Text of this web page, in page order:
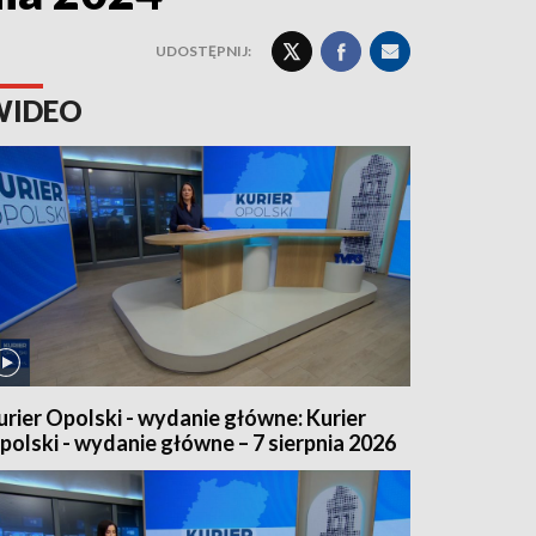
UDOSTĘPNIJ:
Opolski - wydanie główne: Kurier
- wydanie główne – 7 sierpnia 2026